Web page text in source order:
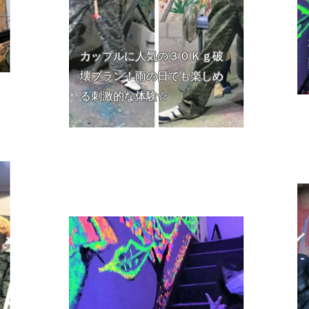
カップルに人気の３０Ｋｇ破
壊プラン！雨の日でも楽しめ
る刺激的な体験☆